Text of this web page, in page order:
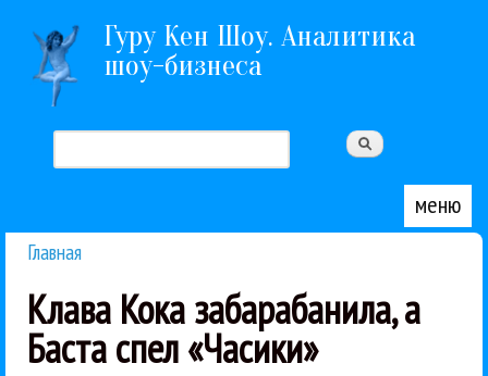
Перейти к основному содержанию
Гуру Кен Шоу. Аналитика
шоу-бизнеса
Форма поиска
меню
Главная
Клава Кока забарабанила, а
Баста спел «Часики»